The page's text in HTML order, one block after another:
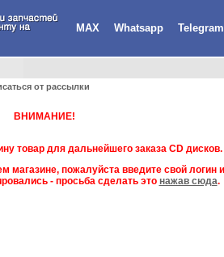
MAX Whatsapp
от рассылки
ВНИМАНИЕ!
товар для дальнейшего заказа CD дисков.
магазине, пожалуйста введите свой логин
- просьба сделать это нажав сюда.